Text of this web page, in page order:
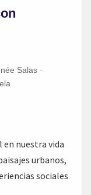
Salas ·
nuestra vida
urbanos,
sociales